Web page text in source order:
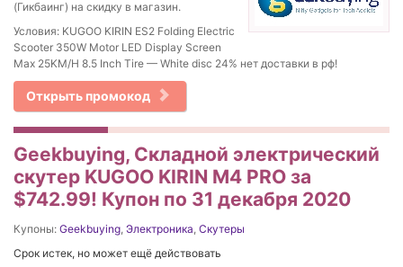
(Гикбаинг) на скидку в магазин.
Условия: KUGOO KIRIN ES2 Folding Electric
Scooter 350W Motor LED Display Screen
Max 25KM/H 8.5 Inch Tire — White disc 24% нет доставки в рф!
Открыть промокод
Geekbuying, Складной электрический
скутер KUGOO KIRIN M4 PRO за
$742.99! Купон по 31 декабря 2020
Купоны: Geekbuying, Электроника, Скутеры
Срок истек, но может ещё действовать